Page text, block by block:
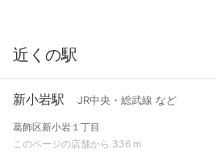
近くの駅
新小岩駅 JR中央・総武線 など
葛飾区新小岩１丁目
このページの店舗から 336 m